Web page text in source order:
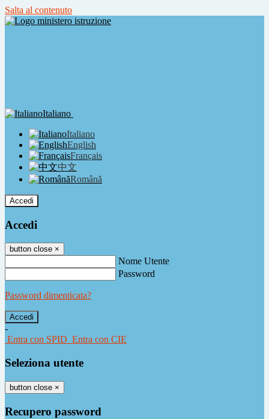
Salta al contenuto
Italiano
Italiano
English
Français
中文
Română
Accedi
Accedi
button close ×
Nome Utente
Password
Password dimenticata?
-
Entra con SPID Entra con CIE
Seleziona utente
button close ×
Recupero password